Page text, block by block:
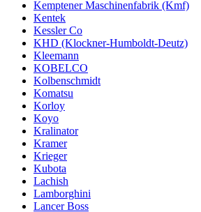
Kemptener Maschinenfabrik (Kmf)
Kentek
Kessler Co
KHD (Klockner-Humboldt-Deutz)
Kleemann
KOBELCO
Kolbenschmidt
Komatsu
Korloy
Koyo
Kralinator
Kramer
Krieger
Kubota
Lachish
Lamborghini
Lancer Boss